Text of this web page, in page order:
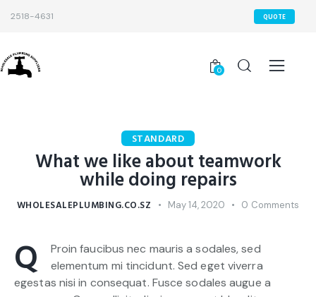
2518-4631 QUOTE
0
STANDARD
What we like about teamwork
while doing repairs
WHOLESALEPLUMBING.CO.SZ May 14, 2020 0 Comments
Q
Proin faucibus nec mauris a sodales, sed
elementum mi tincidunt. Sed eget viverra
egestas nisi in consequat. Fusce sodales augue a